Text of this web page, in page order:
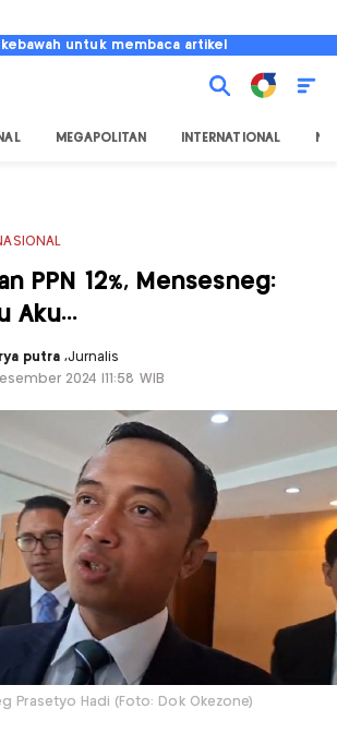
untuk membaca artikel
MEGAPOLITAN INTERNATIONAL
PPN 12%, Mensesneg:
Aku...
putra,Jurnalis
2024 |11:58 WIB
Prasetyo Hadi (Foto: Dok Okezone)